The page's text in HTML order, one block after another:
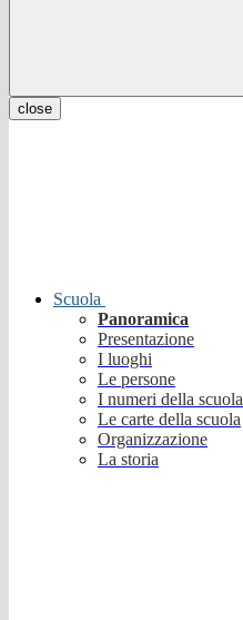
close
Scuola
Panoramica
Presentazione
I luoghi
Le persone
I numeri della scuola
Le carte della scuola
Organizzazione
La storia